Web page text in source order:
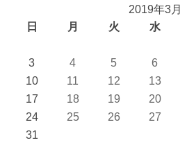
2019年3月
日
月 火 水
3
4 5 6
10
11 12 13
17
18 19 20
24
25 26 27
31